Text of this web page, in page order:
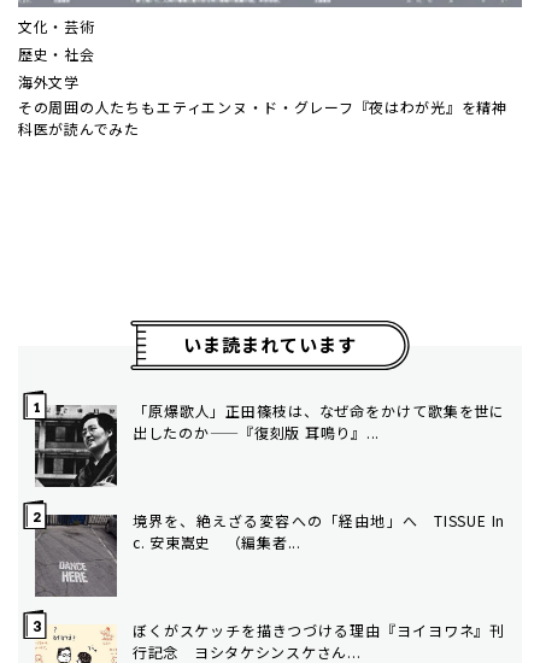
文化・芸術
歴史・社会
海外文学
その周囲の人たちも――エティエンヌ・ド・グレーフ『夜はわが光』を精神
科医が読んでみた
いま読まれています
「原爆歌人」正田篠枝は、なぜ命をかけて歌集を世に
出したのか——『復刻版 耳鳴り』...
境界を、絶えざる変容への「経由地」へ TISSUE In
c. 安東嵩史 （編集者...
ぼくがスケッチを描きつづける理由――『ヨイヨワネ』刊
行記念 ヨシタケシンスケさん...